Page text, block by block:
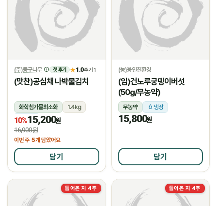
(주)둥구나무 첫 후기 ★1.0후기 1
(맛찬)공심채 나박물김치
화학첨가물최소화
1.4kg
냉장
10%15,200원
16,900원
이번 주 5개 담았어요
담기
(농)용인친환경
(임)건노루궁뎅이버섯
(50g/무농약)
무농약 냉장
15,800원
담기
들어온 지 4주 들어온 지 4주